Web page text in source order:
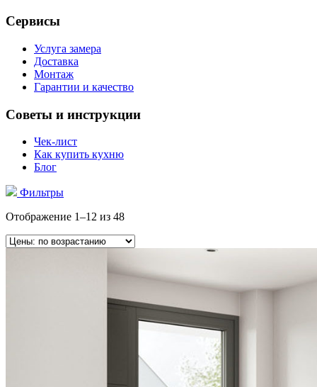
Сервисы
Услуга замера
Доставка
Монтаж
Гарантии и качество
Советы и инструкции
Чек-лист
Как купить кухню
Блог
Фильтры
Отображение 1–12 из 48